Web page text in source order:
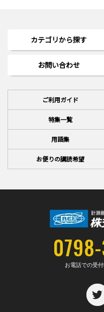
カテゴリから探す
お問い合わせ
ご利用ガイド
特集一覧
用語集
お便りの講読希望
お電話での受